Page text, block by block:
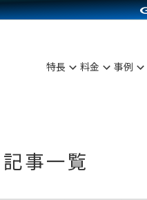
特長 料金 事例
雑貨販売
料金シミュレーション
事一覧